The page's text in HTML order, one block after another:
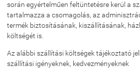
során egyértelműen feltüntetésre kerül a
tartalmazza a csomagolás, az
termék biztosításának, kiszállításának,
költségét is.
Az alábbi szállítási költségek tájékoztató
szállítási igényeknek, kedvezményeknek